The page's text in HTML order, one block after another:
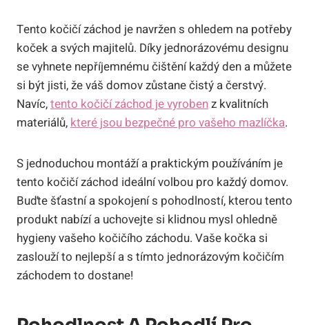
Tento kočičí záchod je navržen s ohledem na potřeby
koček a svých majitelů. Díky jednorázovému designu
se vyhnete nepříjemnému čištění každý den a můžete
si být jisti, že váš domov zůstane čistý a čerstvý.
Navíc,tento kočičí záchod je vyrobenz kvalitních
materiálů, které jsou bezpečné pro vašeho mazlíčka.
S jednoduchou montáží a praktickým používáním je
tento kočičí záchod ideální volbou pro každý domov.
Buďte šťastní a spokojení s pohodlností, kterou tento
produkt nabízí a uchovejte si klidnou mysl ohledně
hygieny vašeho kočičího záchodu. Vaše kočka si
zaslouží to nejlepší a s tímto jednorázovým kočičím
záchodem to dostane!